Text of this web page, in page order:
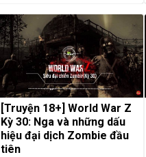
[Truyện 18+] World War Z
Kỳ 30: Nga và những dấu
hiệu đại dịch Zombie đầu
tiên